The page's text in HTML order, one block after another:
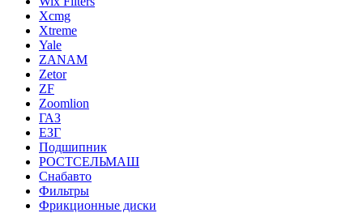
Xcmg
Xtreme
Yale
ZANAM
Zetor
ZF
Zoomlion
ГАЗ
ЕЗГ
Подшипник
РОСТСЕЛЬМАШ
Снабавто
Фильтры
Фрикционные диски